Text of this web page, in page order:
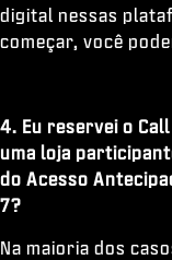
digital nessas
começar, você
4. Eu reservei o
uma loja
do Acesso
7?
Na maioria dos